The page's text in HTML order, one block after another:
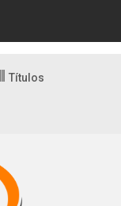
Títulos